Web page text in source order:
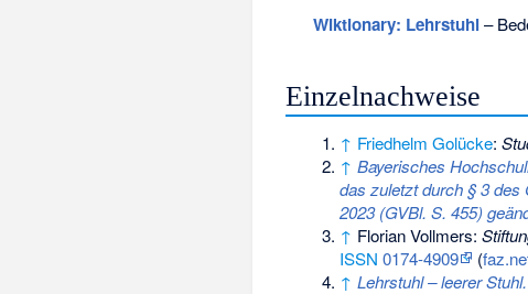
Wiktionary: Lehrstuhl–
Einzelnachweise
↑ Friedhelm Golücke:
↑ Bayerisches
das zuletzt durch § 3
2023 (GVBl. S. 455)
↑ Florian Vollmers:
ISSN 0174-4909 (
↑ Lehrstuhl – leerer Stuhl.